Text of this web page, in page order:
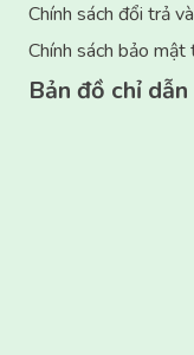
Chính sách bảo
Bản đồ chỉ dẫn